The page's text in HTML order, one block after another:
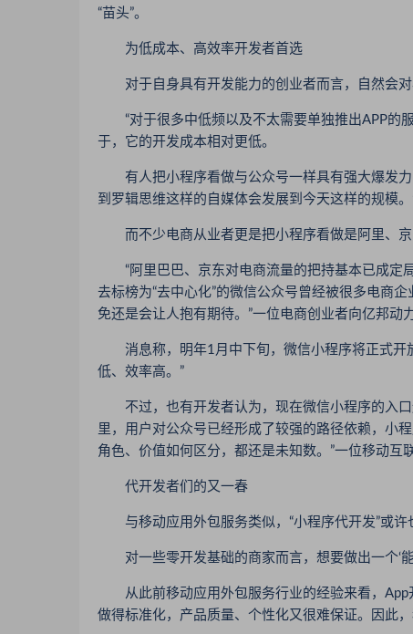
“苗头”。
为低成本、高效率开发者首选
对于自身具有开发能力的创业者而言，自然会对
“对于很多中低频以及不太需要单独推出APP的
于，它的开发成本相对更低。
有人把小程序看做与公众号一样具有强大爆发力
到罗辑思维这样的自媒体会发展到今天这样的规模。
而不少电商从业者更是把小程序看做是阿里、京
“阿里巴巴、京东对电商流量的把持基本已成定
去标榜为“去中心化”的微信公众号曾经被很多电商
免还是会让人抱有期待。”一位电商创业者向亿邦动
消息称，明年1月中下旬，微信小程序将正式开
低、效率高。”
不过，也有开发者认为，现在微信小程序的入口
里，用户对公众号已经形成了较强的路径依赖，小
角色、价值如何区分，都还是未知数。”一位移动互
代开发者们的又一春
与移动应用外包服务类似，“小程序代开发”或许
对一些零开发基础的商家而言，想要做出一个‘能
从此前移动应用外包服务行业的经验来看，App
做得标准化，产品质量、个性化又很难保证。因此